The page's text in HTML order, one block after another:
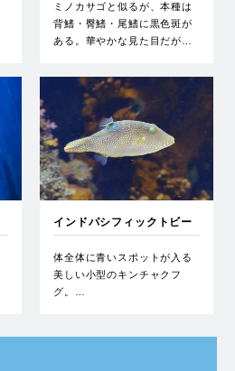
ミノカサゴと似るが、本種は
背鰭・臀鰭・尾鰭に黒色斑が
ある。華やかな見た目だが…
インドパシフィックトビー
体全体に青いスポットが入る
美しい小型のキンチャクフ
グ。…